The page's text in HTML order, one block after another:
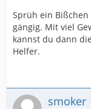
Sprüh ein
gängig. Mit viel
kannst du dann
Helfer.
smoker